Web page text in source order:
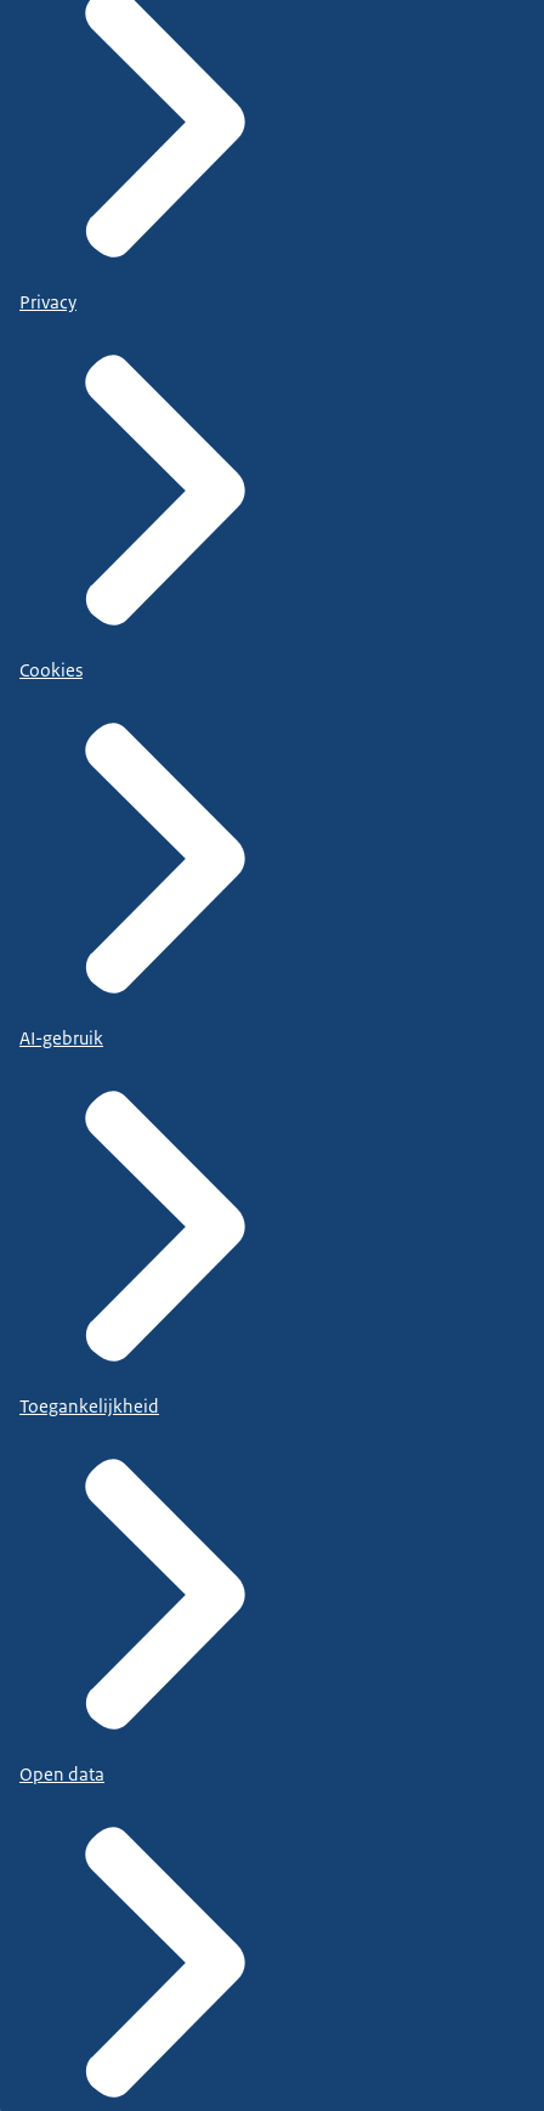
Privacy
Cookies
AI-gebruik
Toegankelijkheid
Open data